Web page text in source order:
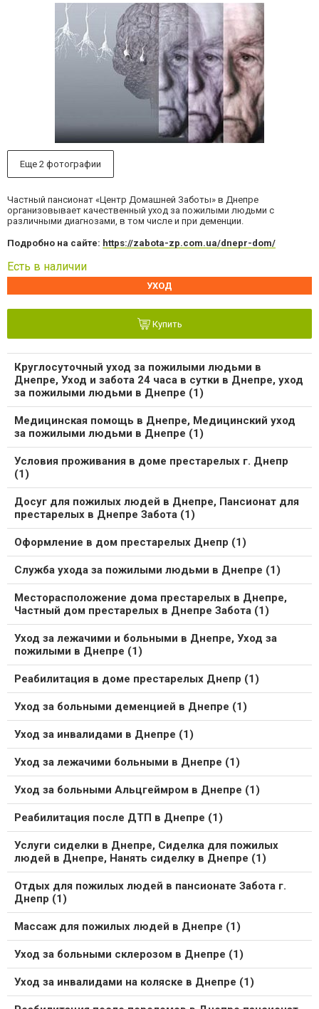
Еще 2 фотографии
Частный пансионат «Центр Домашней Заботы» в Днепре
организовывает качественный уход за пожилыми людьми с
различными диагнозами, в том числе и при деменции.
Подробно на сайте: https://zabota-zp.com.ua/dnepr-dom/
Есть в наличии
УХОД
Купить
Круглосуточный уход за пожилыми людьми в
Днепре, Уход и забота 24 часа в сутки в Днепре, уход
за пожилыми людьми в Днепре (1)
Медицинская помощь в Днепре, Медицинский уход
за пожилыми людьми в Днепре (1)
Условия проживания в доме престарелых г. Днепр
(1)
Досуг для пожилых людей в Днепре, Пансионат для
престарелых в Днепре Забота (1)
Оформление в дом престарелых Днепр (1)
Служба ухода за пожилыми людьми в Днепре (1)
Месторасположение дома престарелых в Днепре,
Частный дом престарелых в Днепре Забота (1)
Уход за лежачими и больными в Днепре, Уход за
пожилыми в Днепре (1)
Реабилитация в доме престарелых Днепр (1)
Уход за больными деменцией в Днепре (1)
Уход за инвалидами в Днепре (1)
Уход за лежачими больными в Днепре (1)
Уход за больными Альцгеймром в Днепре (1)
Реабилитация после ДТП в Днепре (1)
Услуги сиделки в Днепре, Сиделка для пожилых
людей в Днепре, Нанять сиделку в Днепре (1)
Отдых для пожилых людей в пансионате Забота г.
Днепр (1)
Массаж для пожилых людей в Днепре (1)
Уход за больными склерозом в Днепре (1)
Уход за инвалидами на коляске в Днепре (1)